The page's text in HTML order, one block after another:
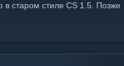
в старом стиле CS 1.5. Позже
так что кто ещё не успел